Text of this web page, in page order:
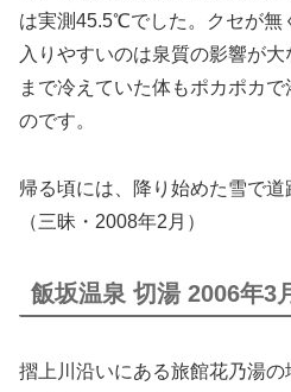
は実測45.5℃でした。クセが無
入りやすいのは泉質の影響が
まで冷えていた体もポカポカ
のです。
帰る頃には、降り始めた雪で道
（三昧・2008年2月）
飯坂温泉 切湯 2006年3
摺上川沿いにある旅館花乃湯